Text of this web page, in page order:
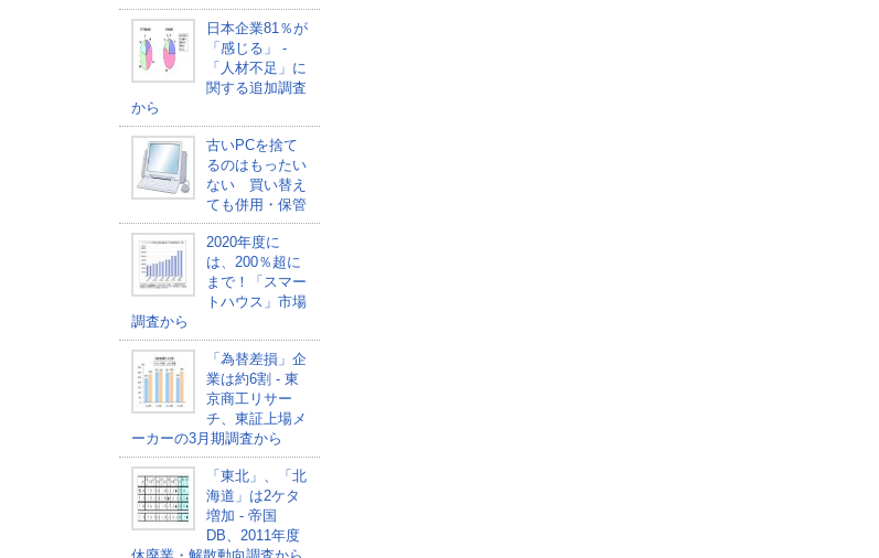
日本企業81％が
「感じる」 -
「人材不足」に
関する追加調査
から
古いPCを捨て
るのはもったい
ない 買い替え
ても併用・保管
2020年度に
は、200％超に
まで！「スマー
トハウス」市場
調査から
「為替差損」企
業は約6割 - 東
京商工リサー
チ、東証上場メ
ーカーの3月期調査から
「東北」、「北
海道」は2ケタ
増加 - 帝国
DB、2011年度